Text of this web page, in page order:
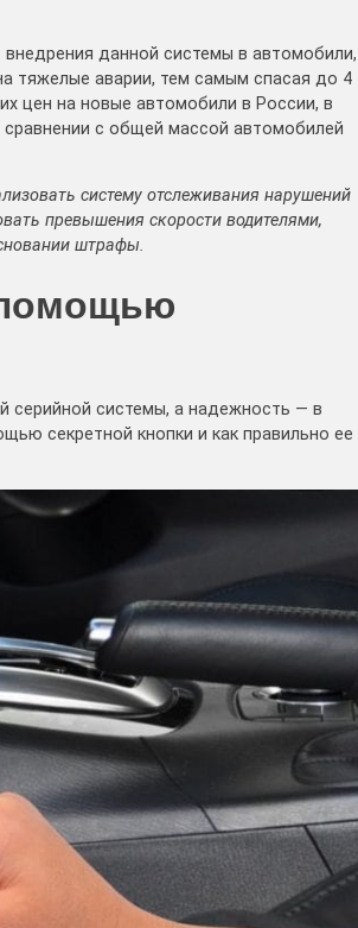
данной системы в автомобили,
тяжелые аварии, тем самым спасая до 4
цен на новые автомобили в России, в
с общей массой автомобилей
систему отслеживания нарушений
превышения скорости водителями,
штрафы.
помощью
серийной системы, а надежность — в
секретной кнопки и как правильно ее